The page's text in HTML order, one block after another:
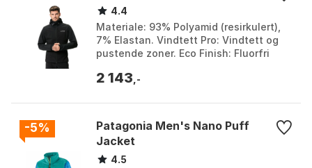
4.4
Materiale: 93% Polyamid (resirkulert),
7% Elastan. Vindtett Pro: Vindtett og
pustende zoner. Eco Finish: Fluorfri
Redusert o...
2 143 ,-
-5%
Patagonia Men's Nano Puff
Jacket
4.5